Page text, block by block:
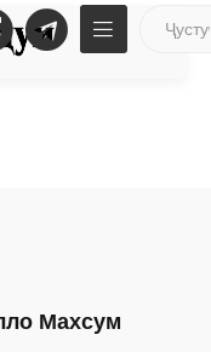
Махсум